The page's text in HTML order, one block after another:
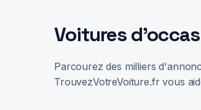
Voitures
Parcourez des milliers
TrouvezVotreVoiture.fr vous